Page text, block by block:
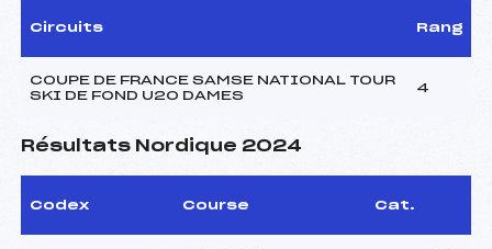
Circuits Rang
COUPE DE FRANCE SAMSE NATIONAL TOUR
SKI DE FOND U20 DAMES
4
Résultats Nordique 2024
Codex Course Cat.